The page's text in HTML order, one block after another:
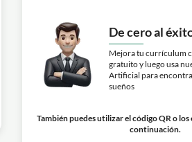
De cero al
Mejora tu currículum
gratuito y luego usa
Artificial para
sueños
También puedes utilizar el código QR o los
continuación.